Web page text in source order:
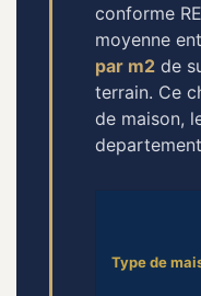
conforme
moyenne
par m2 de
terrain. Ce
de maison,
Type de